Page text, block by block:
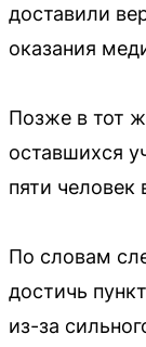
доставили
оказания
Позже в тот
оставшихся
пяти
По словам
достичь
из-за